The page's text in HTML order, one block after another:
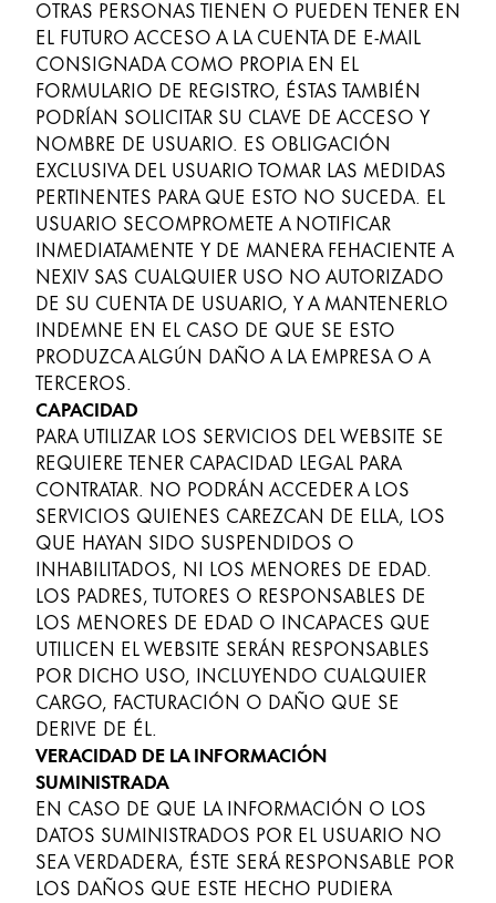
Responsabilidad
Espíritu pionero
Cultura corporativa
ES/AR
한국어
New Zealand
English
Philippines
English
Singapore
English
Taiwan
中文
Thailand
ไทย
Vietnam
Tiếng Việt
Cambodia
English Khmer
Malaysia
English
Oriente Medio
Esta región contiene una lista de países con los
Oceanía
Esta región contiene una lista de países con los
Registrarse
Registrarse
OTRAS PERSONAS TIENEN O PUEDEN TENER EN
EL FUTURO ACCESO A LA CUENTA DE E-MAIL
CONSIGNADA COMO PROPIA EN EL
FORMULARIO DE REGISTRO, ÉSTAS TAMBIÉN
PODRÍAN SOLICITAR SU CLAVE DE ACCESO Y
NOMBRE DE USUARIO. ES OBLIGACIÓN
EXCLUSIVA DEL USUARIO TOMAR LAS MEDIDAS
PERTINENTES PARA QUE ESTO NO SUCEDA. EL
USUARIO SECOMPROMETE A NOTIFICAR
INMEDIATAMENTE Y DE MANERA FEHACIENTE A
NEXIV SAS CUALQUIER USO NO AUTORIZADO
DE SU CUENTA DE USUARIO, Y A MANTENERLO
INDEMNE EN EL CASO DE QUE SE ESTO
PRODUZCA ALGÚN DAÑO A LA EMPRESA O A
TERCEROS.
CAPACIDAD
PARA UTILIZAR LOS SERVICIOS DEL WEBSITE SE
REQUIERE TENER CAPACIDAD LEGAL PARA
CONTRATAR. NO PODRÁN ACCEDER A LOS
SERVICIOS QUIENES CAREZCAN DE ELLA, LOS
QUE HAYAN SIDO SUSPENDIDOS O
INHABILITADOS, NI LOS MENORES DE EDAD.
LOS PADRES, TUTORES O RESPONSABLES DE
LOS MENORES DE EDAD O INCAPACES QUE
UTILICEN EL WEBSITE SERÁN RESPONSABLES
POR DICHO USO, INCLUYENDO CUALQUIER
CARGO, FACTURACIÓN O DAÑO QUE SE
DERIVE DE ÉL.
VERACIDAD DE LA INFORMACIÓN
SUMINISTRADA
EN CASO DE QUE LA INFORMACIÓN O LOS
DATOS SUMINISTRADOS POR EL USUARIO NO
SEA VERDADERA, ÉSTE SERÁ RESPONSABLE POR
LOS DAÑOS QUE ESTE HECHO PUDIERA